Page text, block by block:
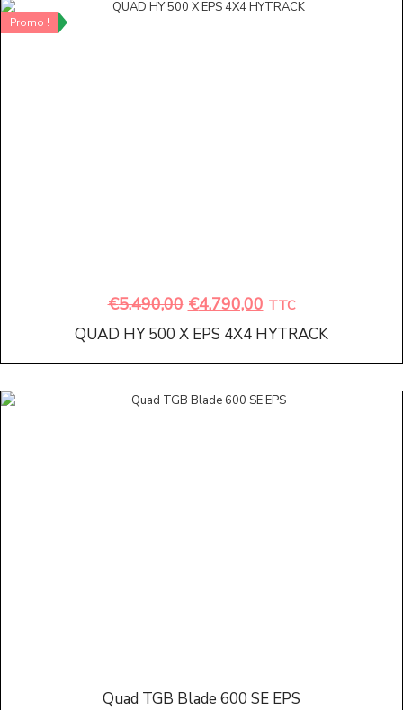
Promo !
€5.490,00 €4.790,00 TTC
QUAD HY 500 X EPS 4X4 HYTRACK
Quad TGB Blade 600 SE EPS